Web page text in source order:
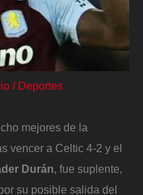
/ Deportes
mejores de la
vencer a Celtic 4-2 y el
Durán, fue suplente,
su posible salida del